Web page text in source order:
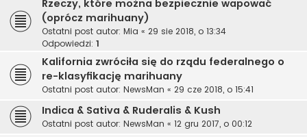
Rzeczy, które można bezpiecznie wapować
(oprócz marihuany)
Ostatni post autor: Mia « 29 sie 2018, o 13:34
Odpowiedzi: 1
Kalifornia zwróciła się do rządu federalnego o
re-klasyfikację marihuany
Ostatni post autor: NewsMan « 29 cze 2018, o 15:41
Indica & Sativa & Ruderalis & Kush
Ostatni post autor: NewsMan « 12 gru 2017, o 00:12